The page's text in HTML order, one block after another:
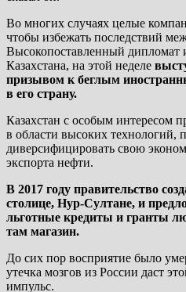
Во многих случаях целые
чтобы избежать последствий
Высокопоставленный дипломат
Казахстана, на этой неделе
призывом к беглым
в его страну.
Казахстан с особым интересом
в области высоких технологий,
диверсифицировать свою
экспорта нефти.
В 2017 году правительство
столице, Нур-Султане, и
льготные кредиты и гранты
там магазин.
До сих пор восприятие было
утечка мозгов из России даст
импульс.